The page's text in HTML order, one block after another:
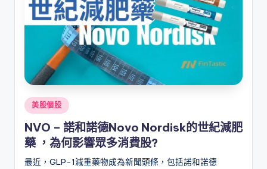
Posted
in
美股個股
NVO – 諾和諾德Novo Nordisk的世紀減肥
藥 ，為何影響眾多消費股?
最近，GLP-1減重藥物成為新聞頭條，包括諾和諾德